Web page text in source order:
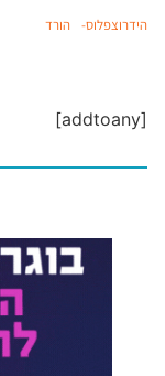
הידרוצפלוס- הורד
[addtoany]